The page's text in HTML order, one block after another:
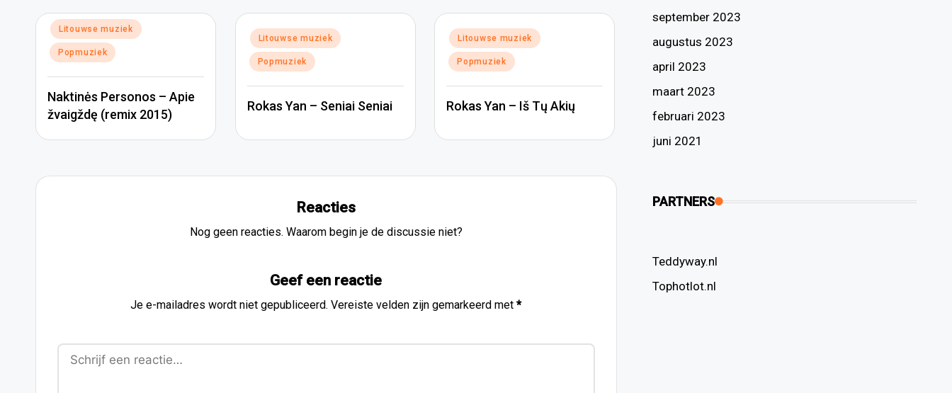
Geplaatst
in
Litouwse muziek
Popmuziek
Naktinės Personos – Apie
žvaigždę (remix 2015)
Geplaatst
in
Litouwse muziek
Popmuziek
Rokas Yan – Seniai Seniai
Geplaatst
in
Litouwse muziek
Popmuziek
Rokas Yan – Iš Tų Akių
Reacties
Nog geen reacties. Waarom begin je de discussie niet?
Geef een reactie
Je e-mailadres wordt niet gepubliceerd. Vereiste velden zijn gemarkeerd met*
september 2023
augustus 2023
april 2023
maart 2023
februari 2023
juni 2021
PARTNERS
Teddyway.nl
Tophotlot.nl